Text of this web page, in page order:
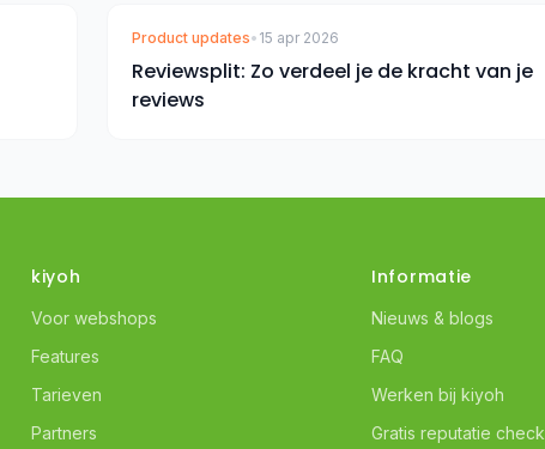
Product updates• 15 apr 2026
Reviewsplit: Zo verdeel je de kracht van je
reviews
kiyoh
Voor webshops
Features
Tarieven
Partners
Informatie
Nieuws & blogs
FAQ
Werken bij kiyoh
Gratis reputatie check